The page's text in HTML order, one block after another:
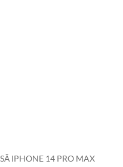
IPHONE 14 PRO MAX